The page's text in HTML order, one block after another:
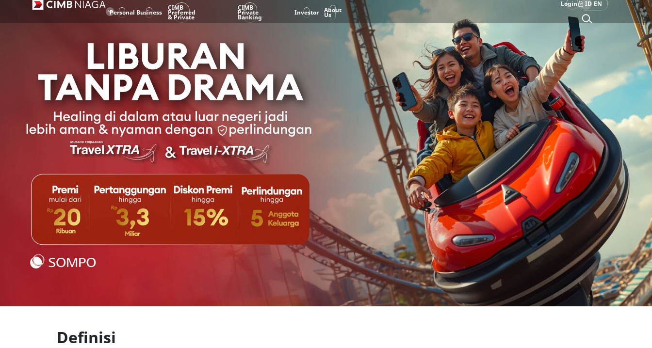
Personal Business
CIMB
Preferred
& Private
CIMB
Private
Banking
Investor About
Us
Login ID EN
Definisi